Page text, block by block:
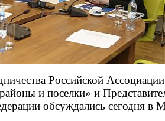
Российской Ассоциации
и поселки» и
обсуждались сегодня в